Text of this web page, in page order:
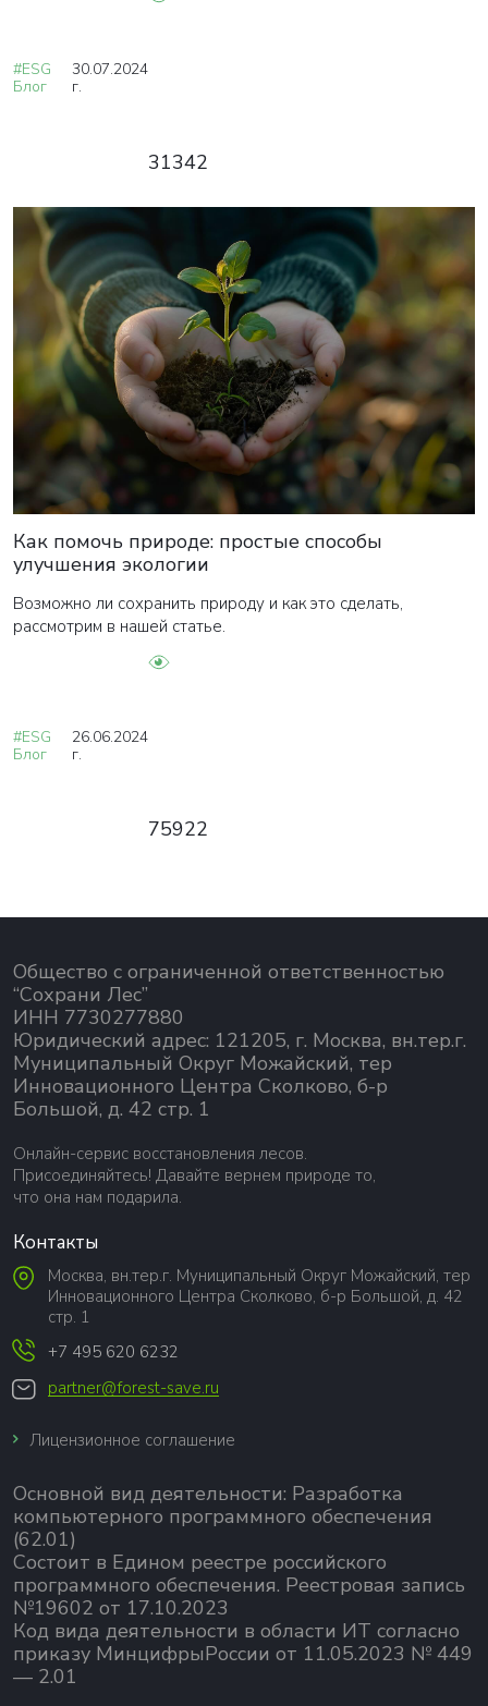
#ESG
Блог
30.07.2024
г.
31342
Как помочь природе: простые способы
улучшения экологии
Возможно ли сохранить природу и как это сделать,
рассмотрим в нашей статье.
#ESG
Блог
26.06.2024
г.
75922
Общество с ограниченной ответственностью
“Сохрани Лес”
ИНН 7730277880
Юридический адрес: 121205, г. Москва, вн.тер.г.
Муниципальный Округ Можайский, тер
Инновационного Центра Сколково, б-р
Большой, д. 42 стр. 1
Онлайн-сервис восстановления лесов.
Присоединяйтесь! Давайте вернем природе то,
что она нам подарила.
Контакты
Москва, вн.тер.г. Муниципальный Округ Можайский, тер
Инновационного Центра Сколково, б-р Большой, д. 42
стр. 1
+7 495 620 6232
partner@forest-save.ru
Лицензионное соглашение
Основной вид деятельности: Разработка
компьютерного программного обеспечения
(62.01)
Состоит в Едином реестре российского
программного обеспечения. Реестровая запись
№19602 от 17.10.2023
Код вида деятельности в области ИТ согласно
приказу МинцифрыРоссии от 11.05.2023 № 449
— 2.01